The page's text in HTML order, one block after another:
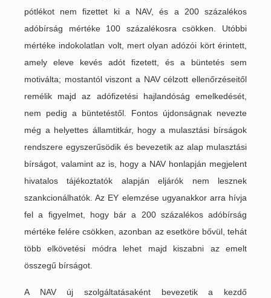
pótlékot nem fizettet ki a NAV, és a 200 százalékos
adóbírság mértéke 100 százalékosra csökken. Utóbbi
mértéke indokolatlan volt, mert olyan adózói kört érintett,
amely eleve kevés adót fizetett, és a büntetés sem
motiválta; mostantól viszont a NAV célzott ellenőrzéseitől
remélik majd az adófizetési hajlandóság emelkedését,
nem pedig a büntetéstől. Fontos újdonságnak nevezte
még a helyettes államtitkár, hogy a mulasztási bírságok
rendszere egyszerűsödik és bevezetik az alap mulasztási
bírságot, valamint az is, hogy a NAV honlapján megjelent
hivatalos tájékoztatók alapján eljárók nem lesznek
szankcionálhatók. Az EY elemzése ugyanakkor arra hívja
fel a figyelmet, hogy bár a 200 százalékos adóbírság
mértéke felére csökken, azonban az esetköre bővül, tehát
több elkövetési módra lehet majd kiszabni az emelt
összegű bírságot.
A NAV új szolgáltatásaként bevezetik a kezdő